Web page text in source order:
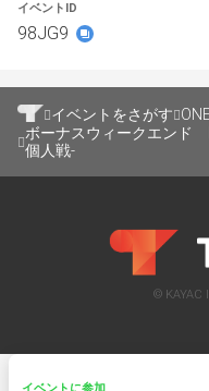
◼️参加費
◼️会場
ワンピ専門店 OVERSEAS
☆上野駅から徒歩1分
公式のルール/裁定/禁
イベントID
98JG9
イベントをさがす
ボーナスウィークエンド
個人戦-
© KAYAC